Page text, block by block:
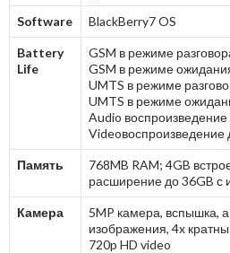
Software BlackBerry7 OS
Battery
Life
GSM в режиме
GSM в режиме
UMTS в режиме
UMTS в режиме
Audio воспроизведение
Videoвоспроизведение
Память
768MB RAM; 4GB
расширение до 36GB с
Камера
5MP камера, вспышка,
изображения, 4x
720p HD video